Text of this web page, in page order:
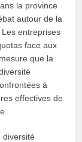
la province
autour de la
Les entreprises
face aux
que la
à
effectives de